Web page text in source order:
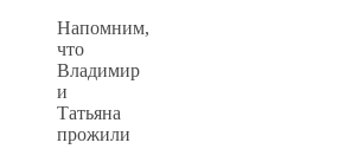
Напомним,
что
Владимир
и
Татьяна
прожили